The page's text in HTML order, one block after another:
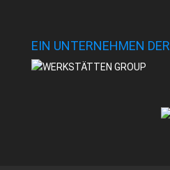
EIN UNTERNEHMEN DER